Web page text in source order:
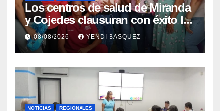
Los centros de salud de Miranda
y Cojedes clausuran con éxito la
Semana Mundial de la Lactancia
Materna
08/08/2026 YENDI BASQUEZ
NOTICIAS REGIONALES